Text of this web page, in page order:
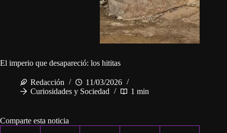
El imperio que desapareció: los hititas
Redacción
11/03/2026
Curiosidades y Sociedad
1 min
Comparte esta noticia